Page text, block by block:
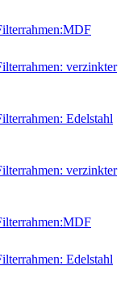
verzinkter
Edelstahl
verzinkter
Edelstahl